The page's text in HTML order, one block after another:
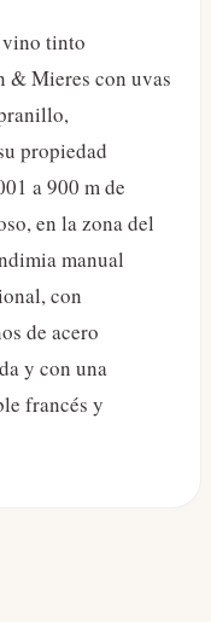
vino tinto
& Mieres con uvas
propiedad
a 900 m de
en la zona del
manual
con
de acero
y con una
francés y